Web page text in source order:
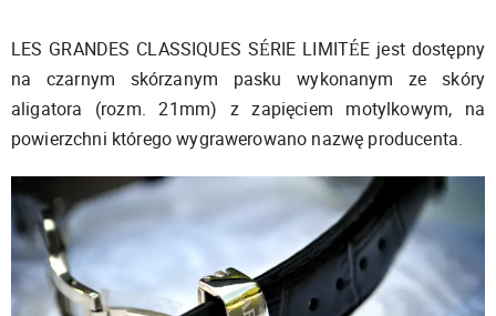
LES GRANDES CLASSIQUES SÉRIE LIMITÉE jest dostępny
na czarnym skórzanym pasku wykonanym ze skóry
aligatora (rozm. 21mm) z zapięciem motylkowym, na
powierzchni którego wygrawerowano nazwę producenta.